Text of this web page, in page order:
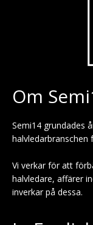
Om
Semi14 grundades
halvledarbranschen
Vi verkar för att
halvledare, affärer
inverkar på dessa.